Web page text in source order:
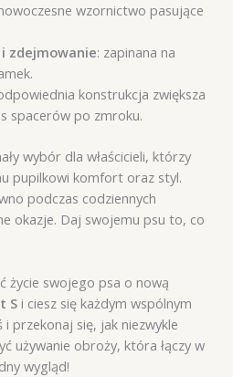
wzornictwo pasujące
zdejmowanie: zapinana na
konstrukcja zwiększa
spacerów po zmroku.
wybór dla właścicieli, którzy
pupilkowi komfort oraz styl.
podczas codziennych
okazje. Daj swojemu psu to, co
życie swojego psa o nową
S i ciesz się każdym wspólnym
przekonaj się, jak niezwykle
używanie obroży, która łączy w
wygląd!